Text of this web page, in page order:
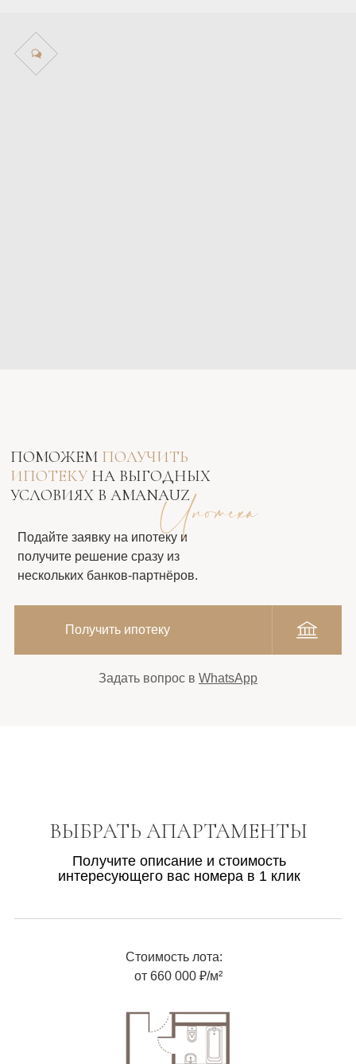
Задать вопрос в WhatsApp
ПОМОЖЕМ ПОЛУЧИТЬ
ИПОТЕКУ НА ВЫГОДНЫХ
УСЛОВИЯХ В AMANAUZ
Подайте заявку на ипотеку и
получите решение сразу из
нескольких банков-партнёров.
Получить ипотеку
ВЫБРАТЬ АПАРТАМЕНТЫ
Получите описание и стоимость
интересующего вас номера в 1 клик
Стоимость лота:
от 660 000 ₽/м²